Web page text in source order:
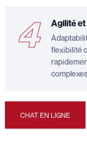
4 Agilité
flexibilité
CHAT EN LIGNE